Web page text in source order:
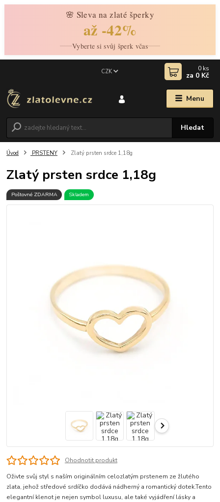
🌸 Sleva na zlaté šperky
až -42%
Vyberte si svůj šperk včas
Menu
CZK
Hledat
0 ks
za 0 Kč
Úvod PRSTENY Zlatý prsten srdce 1,18g
Zlatý prsten srdce 1,18g
Poštovné ZDARMA Skladem
Ohodnotit produkt
Oživte svůj styl s naším originálním celozlatým prstenem ze žlutého
zlata, jehož středové srdíčko dodává nádherný a romantický dotek.Tento
elegantní klenot je nejen symbol luxusu, ale také vyjádření lásky a